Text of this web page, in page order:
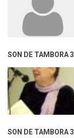
SON DE
SON DE